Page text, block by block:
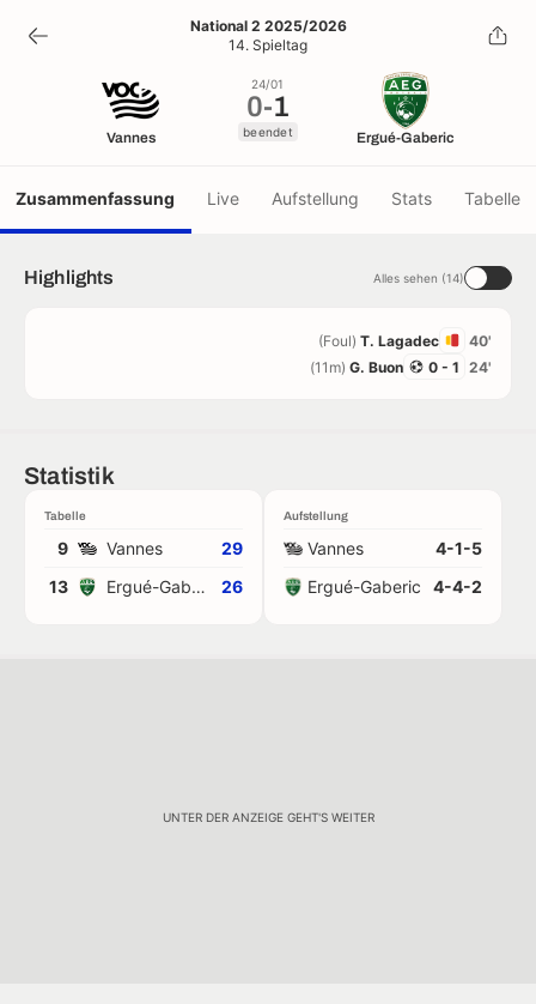
0 -1
beendet
National 2 2025/2026
14. Spieltag
Vannes
24/01
0-1
beendet Ergué-Gaberic
Zusammenfassung Live Aufstellung Stats Tabelle
Highlights Alles sehen (14)
40'
(Foul) T. Lagadec
24'
0 - 1
(11m) G. Buon
Statistik
Tabelle
9 Vannes
29
13
Ergué-Gaberic 26
Aufstellung
Vannes
4-1-5
Ergué-Gaberic
4-4-2
UNTER DER ANZEIGE GEHT'S WEITER